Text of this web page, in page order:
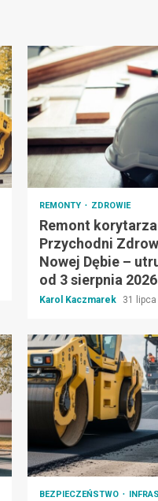
REMONTY ZDROWIE
Remont
Przychodni
Nowej Dębie –
od 3 sierpnia
Karol Kaczmarek 31
BEZPIECZEŃSTWO